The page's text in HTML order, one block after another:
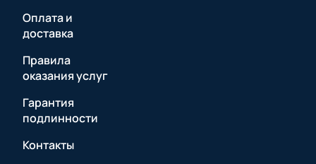
Оплата и
доставка
Правила
оказания услуг
Гарантия
подлинности
Контакты